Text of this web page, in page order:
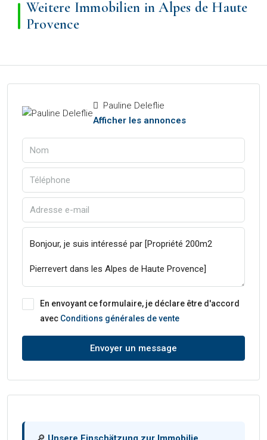
Weitere Immobilien in Alpes de Haute
Provence
Pauline Deleflie
Afficher les annonces
En envoyant ce formulaire, je déclare être d'accord
avec Conditions générales de vente
Envoyer un message